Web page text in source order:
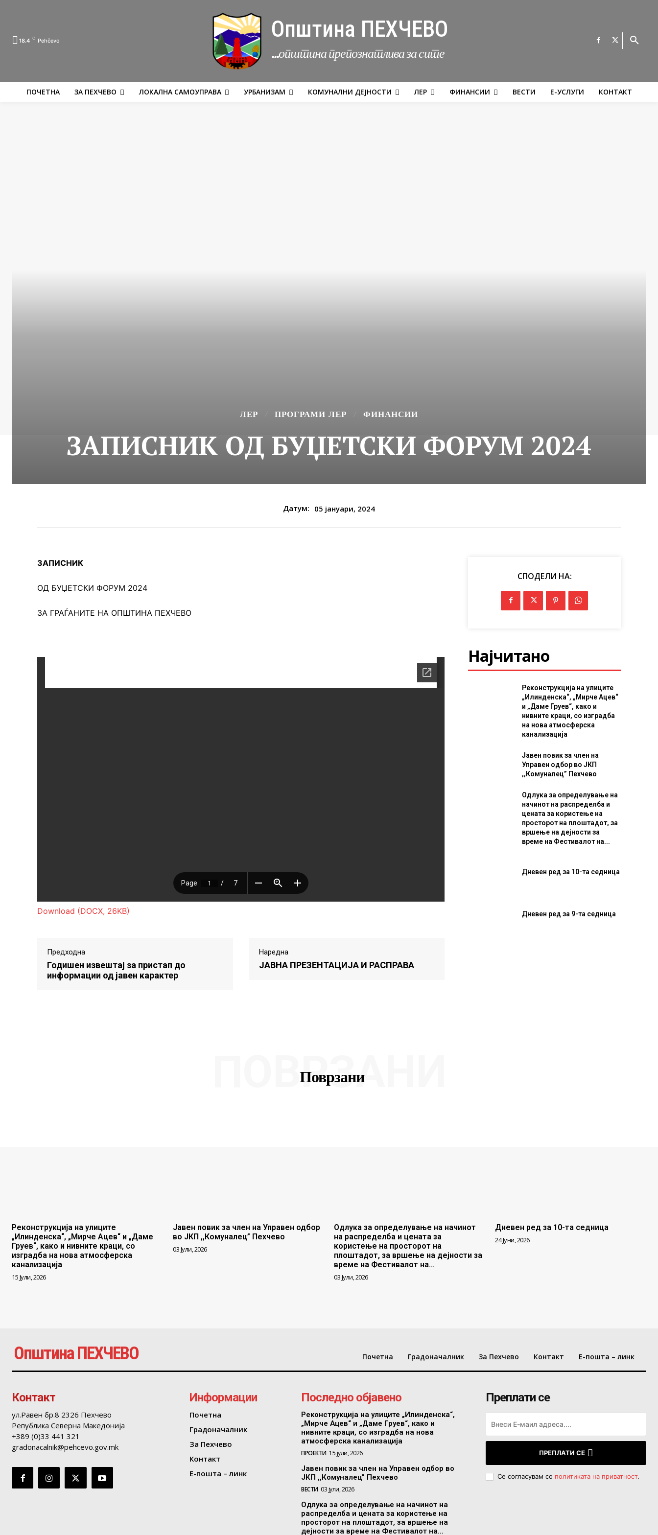
18.4 C Pehčevo Општина ПЕХЧЕВО
...општина препознатлива за сите
ПОЧЕТНА ЗА ПЕХЧЕВО ЛОКАЛНА САМОУПРАВА УРБАНИЗАМ КОМУНАЛНИ ДЕЈНОСТИ ЛЕР ФИНАНСИИ ВЕСТИ Е-УСЛУГИ КОНТАКТ
ЛЕР ПРОГРАМИ ЛЕР ФИНАНСИИ
ЗАПИСНИК ОД БУЏЕТСКИ ФОРУМ 2024
Датум: 05 јануари, 2024
ЗАПИСНИК
ОД БУЏЕТСКИ ФОРУМ 2024
ЗА ГРАЃАНИТЕ НА ОПШТИНА ПЕХЧЕВО
Download (DOCX, 26KB)
Предходна
Годишен извештај за пристап до
информации од јавен карактер
Наредна
ЈАВНА ПРЕЗЕНТАЦИЈА И РАСПРАВА
СПОДЕЛИ НА:
Најчитано
Реконструкција на улиците
„Илинденска“, „Мирче Ацев“
и „Даме Груев“, како и
нивните краци, со изградба
на нова атмосферска
канализација
Јавен повик за член на
Управен одбор во ЈКП
,,Комуналец” Пехчево
Одлука за определување на
начинот на распределба и
цената за користење на
просторот на плоштадот, за
вршење на дејности за
време на Фестивалот на...
Дневен ред за 10-та седница
Дневен ред за 9-та седница
Поврзани
ПОВРЗАНИ
Реконструкција на улиците
„Илинденска“, „Мирче Ацев“ и „Даме
Груев“, како и нивните краци, со
изградба на нова атмосферска
канализација
15 Јули, 2026
Јавен повик за член на Управен одбор
во ЈКП ,,Комуналец” Пехчево
03 Јули, 2026
Одлука за определување на начинот
на распределба и цената за
користење на просторот на
плоштадот, за вршење на дејности за
време на Фестивалот на...
03 Јули, 2026
Дневен ред за 10-та седница
24 Јуни, 2026
Општина ПЕХЧЕВО Почетна Градоначалник За Пехчево Контакт Е-пошта – линк
Контакт
ул.Равен бр.8 2326 Пехчево
Република Северна Македонија
+389 (0)33 441 321
gradonacalnik@pehcevo.gov.mk
Информации
Почетна
Градоначалник
За Пехчево
Контакт
Е-пошта – линк
Последно објавено
Реконструкција на улиците „Илинденска“,
„Мирче Ацев“ и „Даме Груев“, како и
нивните краци, со изградба на нова
атмосферска канализација
ПРОЕКТИ 15 јули, 2026
Јавен повик за член на Управен одбор во
ЈКП ,,Комуналец” Пехчево
ВЕСТИ 03 јули, 2026
Одлука за определување на начинот на
распределба и цената за користење на
просторот на плоштадот, за вршење на
дејности за време на Фестивалот на...
Преплати се
ПРЕПЛАТИ СЕ
Се согласувам со политиката на приватност.